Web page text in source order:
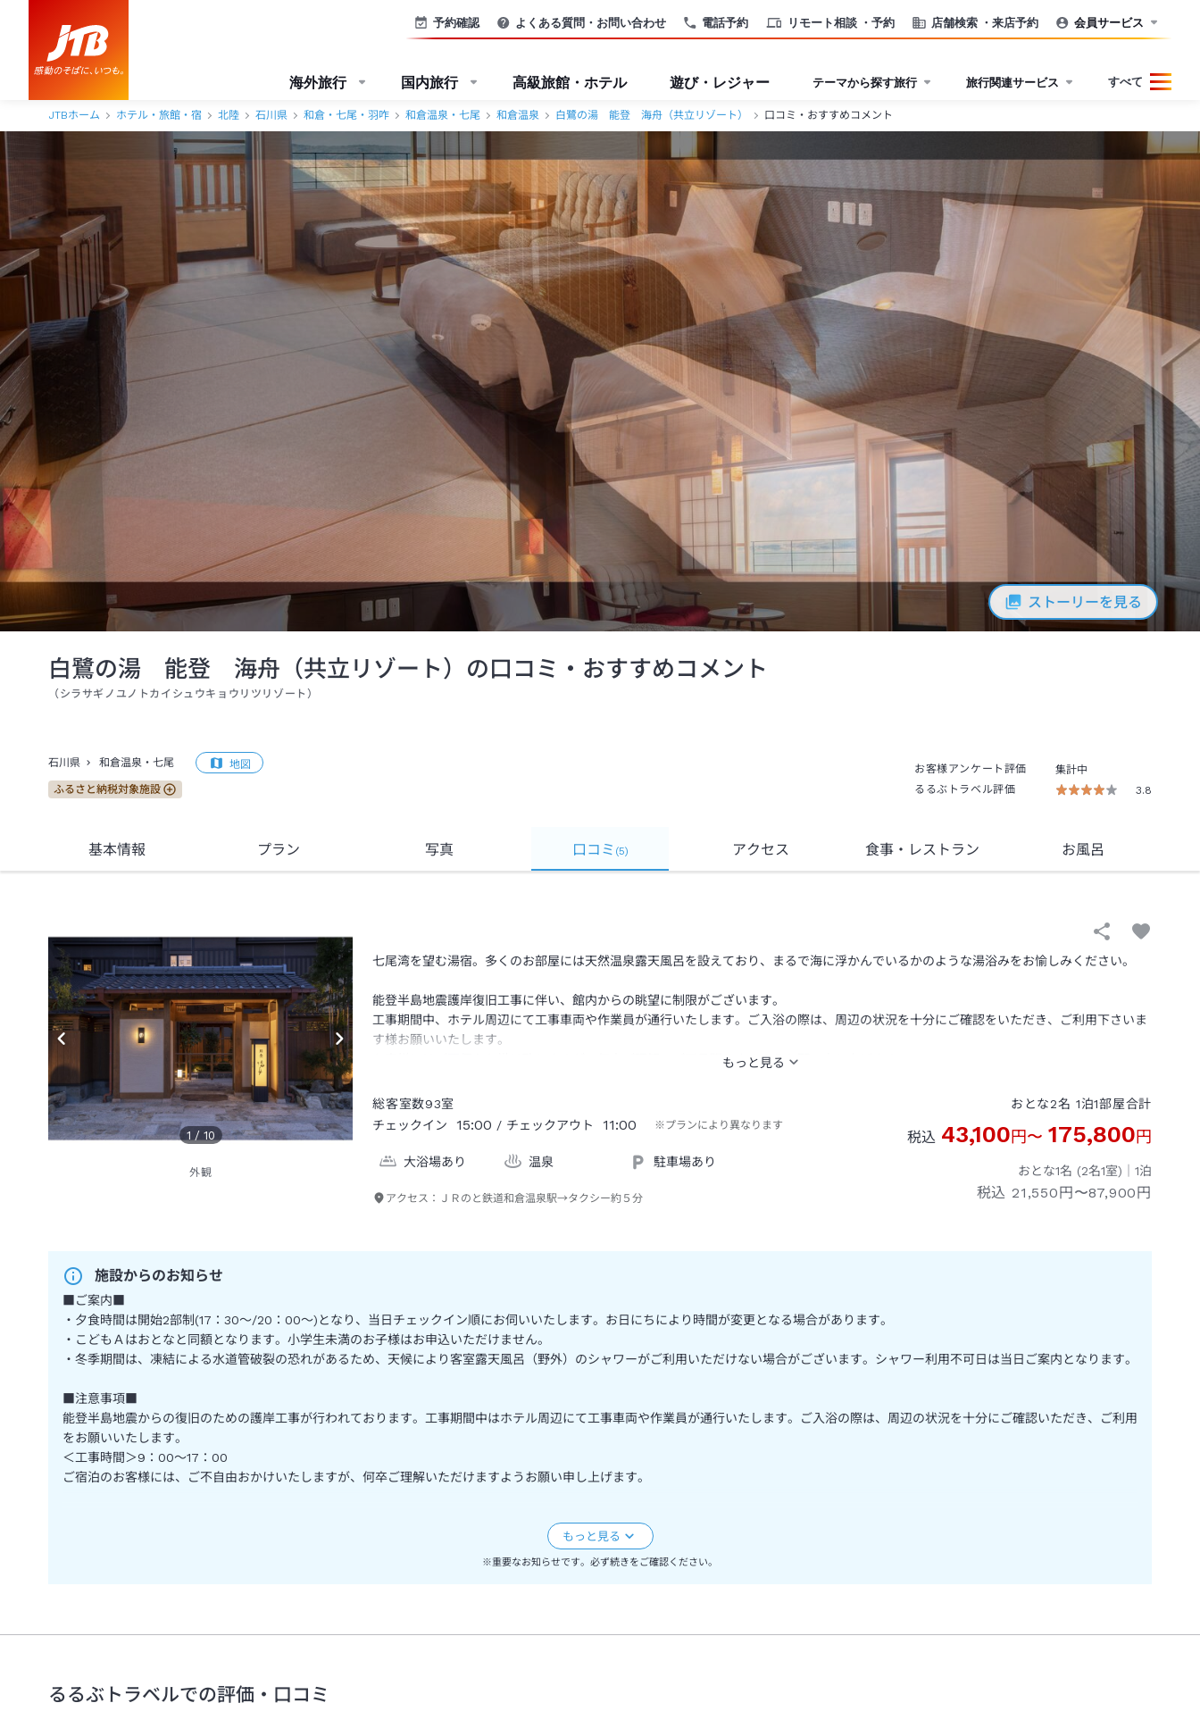
電話予約 リモート相談 ・予約 店舗検索 ・来店予約
予約確認 よくある質問・お問い合わせ 会員サービス
海外旅行 国内旅行 高級旅館・ホテル 遊び・レジャー テーマから探す旅行 旅行関連サービス すべて
JTBホーム ホテル・旅館・宿 北陸 石川県 和倉・七尾・羽咋 和倉温泉・七尾 和倉温泉 白鷺の湯 能登 海舟（共立リゾート） 口コミ・おすすめコメント
ストーリーを見る
白鷺の湯 能登 海舟（共立リゾート）の口コミ・おすすめコメント
（ シラサギノユノトカイシュウキョウリツリゾート ）
石川県 和倉温泉・七尾 地図
ふるさと納税対象施設
お客様アンケート評価
集計中
るるぶトラベル評価
3.8
基本情報 プラン 写真 口コミ (5) アクセス 食事・レストラン お風呂
1 / 10
外観
七尾湾を望む湯宿。多くのお部屋には天然温泉露天風呂を設えており、まるで海に浮かんでいるかのような湯浴みをお愉しみください。
能登半島地震護岸復旧工事に伴い、館内からの眺望に制限がございます。
工事期間中、ホテル周辺にて工事車両や作業員が通行いたします。ご入浴の際は、周辺の状況を十分にご確認をいただき、ご利用下さいま
す様お願いいたします。
お客様にはご不便をお掛け致しますが、何卒ご理解・ご了承賜りますようお願い申し上げます。
総客室数93室
チェックイン
15:00 / チェックアウト 11:00 ※プランにより異なります
大浴場あり 温泉 駐車場あり
アクセス： ＪＲのと鉄道和倉温泉駅→タクシー約５分
おとな2名 1泊1部屋合計
税込 43,100円〜 175,800円
おとな1名 (2名1室)｜ 1泊
税込 21,550円〜87,900円
施設からのお知らせ
■ご案内■
・夕食時間は開始2部制(17：30～/20：00～)となり、当日チェックイン順にお伺いいたします。お日にちにより時間が変更となる場合があります。
・こどもＡはおとなと同額となります。小学生未満のお子様はお申込いただけません。
・冬季期間は、凍結による水道管破裂の恐れがあるため、天候により客室露天風呂（野外）のシャワーがご利用いただけない場合がございます。シャワー利用不可日は当日ご案内となります。
■注意事項■
能登半島地震からの復旧のための護岸工事が行われております。工事期間中はホテル周辺にて工事車両や作業員が通行いたします。ご入浴の際は、周辺の状況を十分にご確認いただき、ご利用
をお願いいたします。
＜工事時間＞9：00～17：00
ご宿泊のお客様には、ご不自由おかけいたしますが、何卒ご理解いただけますようお願い申し上げます。
当館は現在、地震からの復興の途上にございますゆえ、震災前と同様のサービスをご提供いたしかねる場合がございます。
また、掲載しております写真は、震災前に撮影されたもののため、現状と異なる場合がございます。何卒ご理解賜りますようお願い申し上げます。
■低アレルゲン食の提供実施のお知らせ■
投薬やご懐妊中の食材変更、苦手食材等のご対応は出来かねますので、ご了承くださいますようお願いいたします。
※重要なお知らせです。必ず続きをご確認ください。
るるぶトラベルでの評価・口コミ